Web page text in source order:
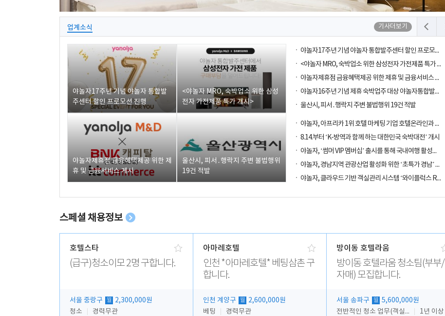
업계소식 기사더보기
야놀자17주년 기념 야놀자 통합발
주센터 할인 프로모션 진행
<야놀자 MRO, 숙박업소 위한 삼성
전자 가전제품 특가 개시>
야놀자제휴점 금융혜택제공 위한 제
휴 및 금융서비스 게시
울산시, 피서․행락지 주변 불법행위
19건 적발
야놀자17주년 기념 야놀자 통합발주센터 할인 프로모션 진행
<야놀자 MRO, 숙박업소 위한 삼성전자 가전제품 특가 개시>
야놀자제휴점 금융혜택제공 위한 제휴 및 금융서비스 게시
야놀자16주년 기념 제휴 숙박업주 대상 야놀자통합발주센터 할인쿠폰 증정
울산시, 피서․행락지 주변 불법행위 19건 적발
야놀자, 아프리카 1위 호텔 마케팅 기업 호텔온라인과 전략적 파트너십 체결
8.14.부터 ‘K-방역과 함께 하는 대한민국 숙박대전’ 개시
야놀자, ‘썸머 VIP 멤버십’ 출시를 통해 국내여행 활성화에 박차
야놀자, 경남지역 관광산업 활성화 위한 ‘초특가 경남’ 기획전 진행
야놀자, 클라우드 기반 객실관리 시스템 ‘와이플럭스 RMS’ 출시
스페셜 채용정보
호텔스타
(급구)청소이모 2명 구합니다.
서울 중랑구 월
2,300,000원
청소
경력무관
아마레호텔
인천 *아마레호텔* 베팅삼촌 구
합니다.
인천 계양구 월
2,600,000원
베팅
경력무관
방이동 호텔라움
방이동 호텔라움 청소팀(부부/
자매) 모집합니다.
서울 송파구 월
5,600,000원
전반적인 청소 업무(객실청소.객실정리)
1년 이상